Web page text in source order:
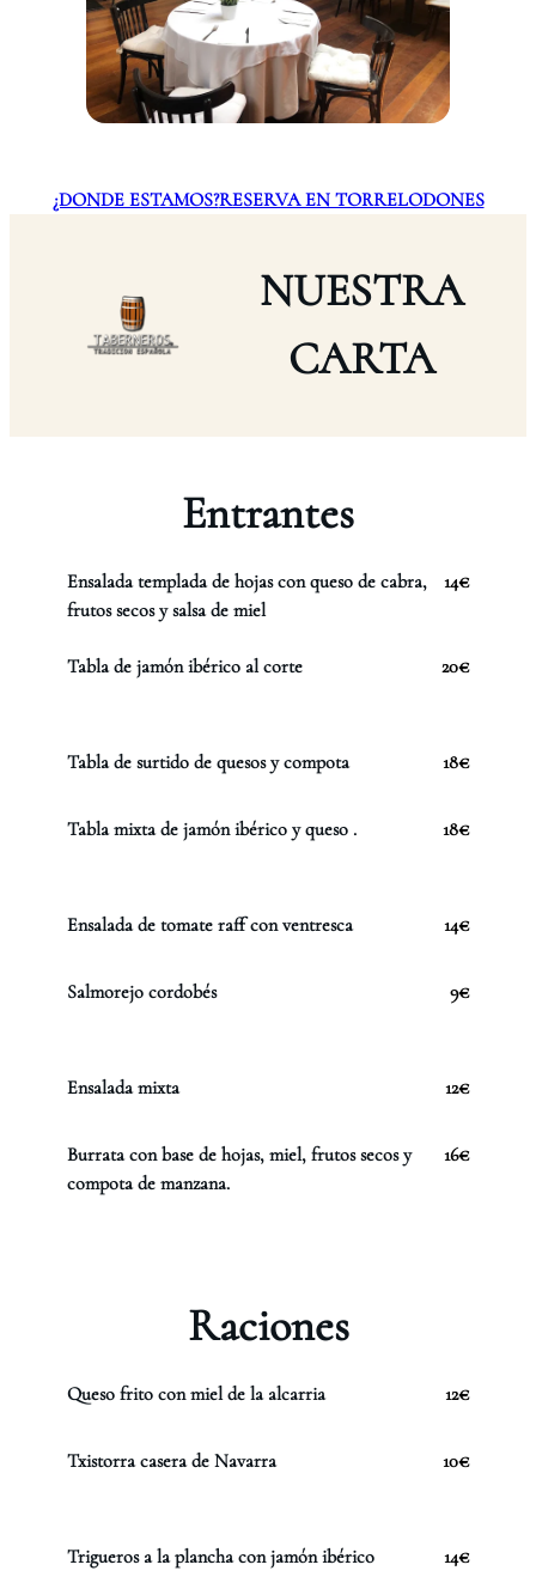
¿DONDE ESTAMOS?RESERVA EN TORRELODONES
NUESTRA
CARTA
Entrantes
Ensalada templada de hojas con queso de cabra,
frutos secos y salsa de miel
14€
Tabla de jamón ibérico al corte 20€
Tabla de surtido de quesos y compota 18€
Tabla mixta de jamón ibérico y queso . 18€
Ensalada de tomate raff con ventresca 14€
Salmorejo cordobés 9€
Ensalada mixta 12€
Burrata con base de hojas, miel, frutos secos y
compota de manzana.
16€
Raciones
Queso frito con miel de la alcarria 12€
Txistorra casera de Navarra 10€
Trigueros a la plancha con jamón ibérico 14€